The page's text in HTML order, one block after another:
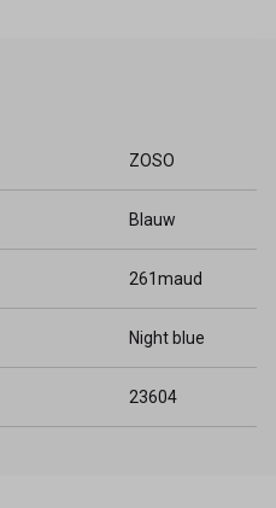
ZOSO
Blauw
261maud
Night blue
23604